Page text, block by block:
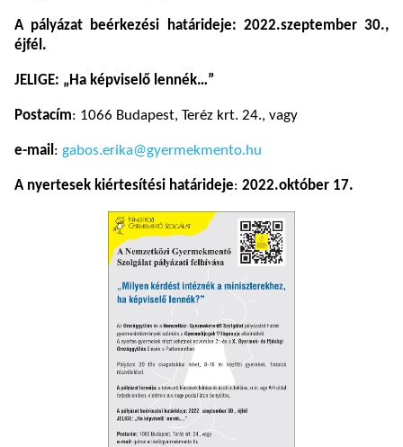
A pályázat beérkezési határideje: 2022.szeptember 30.,
éjfél.
JELIGE: „Ha képviselő lennék…”
Postacím: 1066 Budapest, Teréz krt. 24., vagy
e-mail: gabos.erika@gyermekmento.hu
A nyertesek kiértesítési határideje: 2022.október 17.